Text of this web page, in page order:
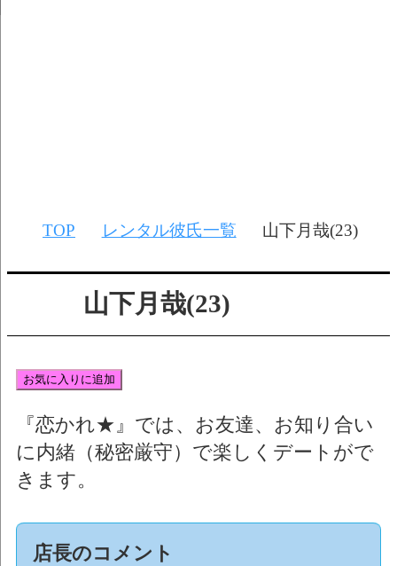
TOP レンタル彼氏一覧 山下月哉(23)
山下月哉(23)
お気に入りに追加
『恋かれ★』では、 お友達、お知り合い
に内緒（秘密厳守）で楽しくデート がで
きます。
店長のコメント